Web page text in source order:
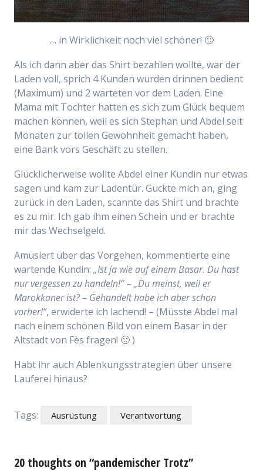
… in Wirklichkeit noch viel schöner! 🙂
Als ich dann aber das Shirt bezahlen wollte, war der
Laden voll, sprich 4 Kunden wurden drinnen bedient
(Maximum) und 2 warteten vor dem Laden. Eine
Mama mit Tochter hatten es sich zum Glück bequem
machen können, weil es sich Stephan und Abdel seit
Monaten zur tollen Gewohnheit gemacht haben,
eine Bank vors Geschäft zu stellen.
Glücklicherweise wollte Abdel einer Kundin nur etwas
sagen und kam zur Ladentür. Guckte mich an, ging
zurück in den Laden, scannte das Shirt und brachte
es zu mir. Ich gab ihm einen Schein und er brachte
mir das Wechselgeld.
Amüsiert über das Vorgehen, kommentierte eine
wartende Kundin: „Ist ja wie auf einem Basar. Du hast
nur vergessen zu handeln!“– „Du meinst, weil er
Marokkaner ist? – Gehandelt habe ich aber schon
vorher!“, erwiderte ich lachend! – (Müsste Abdel mal
nach einem schönen Bild von einem Basar in der
Altstadt von Fès fragen! 🙂 )
Habt ihr auch Ablenkungsstrategien über unsere
Lauferei hinaus?
Tags: Ausrüstung Verantwortung
20 thoughts on “pandemischer Trotz”